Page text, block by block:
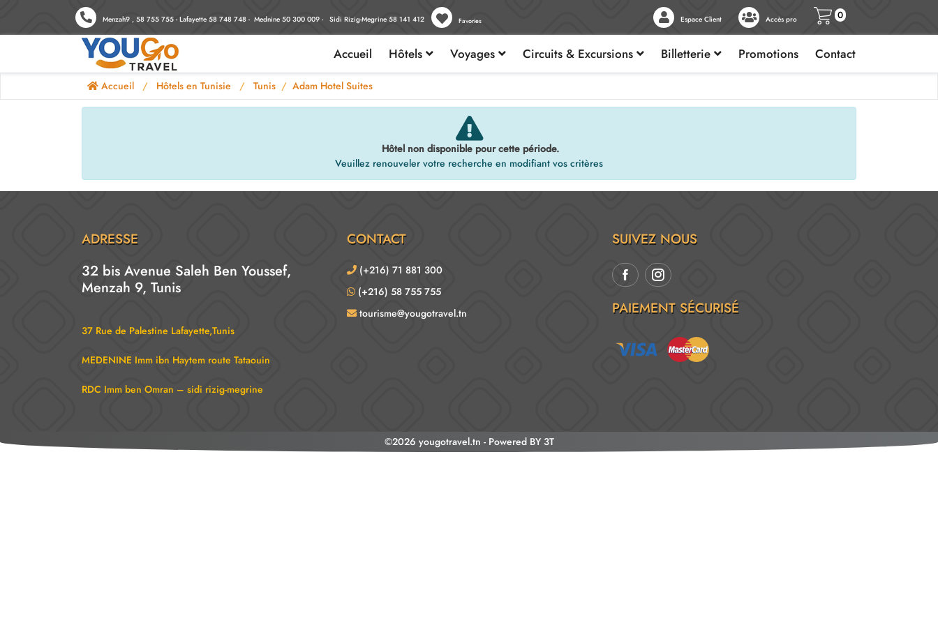
Menzah9 , 58 755 755 - Lafayette 58 748 748 - Mednine 50 300 009 - Sidi Rizig-Megrine 58 141 412 Favories Espace Client Accès pro 0
Accueil Hôtels Voyages Circuits & Excursions Billetterie Promotions Contact
Accueil Hôtels en Tunisie Tunis Adam Hotel Suites
Hôtel non disponible pour cette période.
Veuillez renouveler votre recherche en modifiant vos critères
ADRESSE
32 bis Avenue Saleh Ben Youssef,
Menzah 9, Tunis
37 Rue de Palestine Lafayette,Tunis
MEDENINE Imm ibn Haytem route Tataouin
RDC Imm ben Omran – sidi rizig-megrine
CONTACT
(+216) 71 881 300
(+216) 58 755 755
tourisme@yougotravel.tn
SUIVEZ NOUS
PAIEMENT SÉCURISÉ
©2026 yougotravel.tn - Powered BY 3T